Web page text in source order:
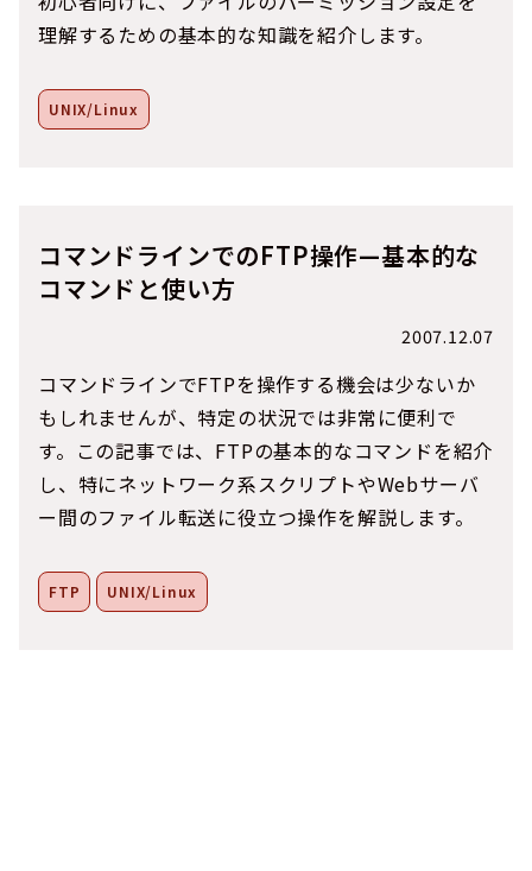
理解するための基本的な知識を紹介します。
UNIX/Linux
コマンドラインでのFTP操作—基本的な
コマンドと使い方
2007.12.07
コマンドラインでFTPを操作する機会は少ないか
もしれませんが、特定の状況では非常に便利で
す。この記事では、FTPの基本的なコマンドを紹介
し、特にネットワーク系スクリプトやWebサーバ
ー間のファイル転送に役立つ操作を解説します。
FTP UNIX/Linux